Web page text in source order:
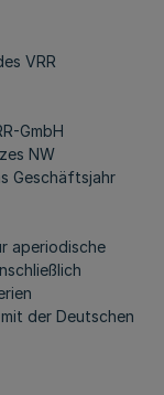
VRR
GmbH
NW
Geschäftsjahr
aperiodische
der Deutschen